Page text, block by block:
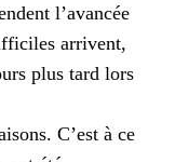
l’avancée
arrivent,
plus tard lors
C’est à ce